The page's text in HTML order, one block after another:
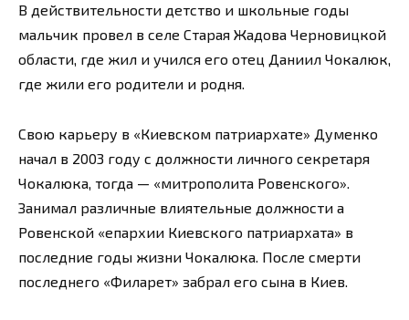
В действительности детство и школьные годы
мальчик провел в селе Старая Жадова Черновицкой
области, где жил и учился его отец Даниил Чокалюк,
где жили его родители и родня.
Свою карьеру в «Киевском патриархате» Думенко
начал в 2003 году с должности личного секретаря
Чокалюка, тогда — «митрополита Ровенского».
Занимал различные влиятельные должности а
Ровенской «епархии Киевского патриархата» в
последние годы жизни Чокалюка. После смерти
последнего «Филарет» забрал его сына в Киев.